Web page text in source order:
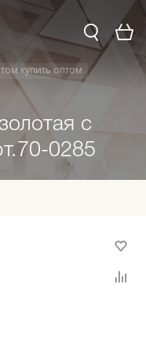
купить оптом
с
0285